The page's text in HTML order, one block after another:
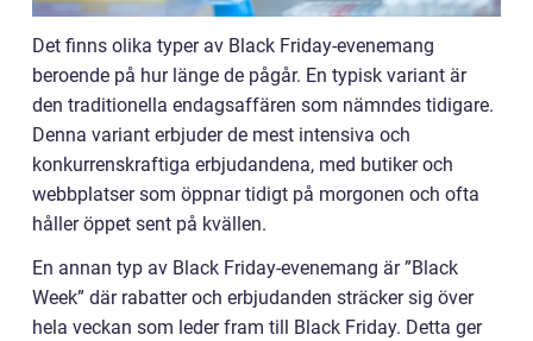
Det finns olika typer av Black Friday-evenemang
beroende på hur länge de pågår. En typisk variant är
den traditionella endagsaffären som nämndes tidigare.
Denna variant erbjuder de mest intensiva och
konkurrenskraftiga erbjudandena, med butiker och
webbplatser som öppnar tidigt på morgonen och ofta
håller öppet sent på kvällen.
En annan typ av Black Friday-evenemang är ”Black
Week” där rabatter och erbjudanden sträcker sig över
hela veckan som leder fram till Black Friday. Detta ger